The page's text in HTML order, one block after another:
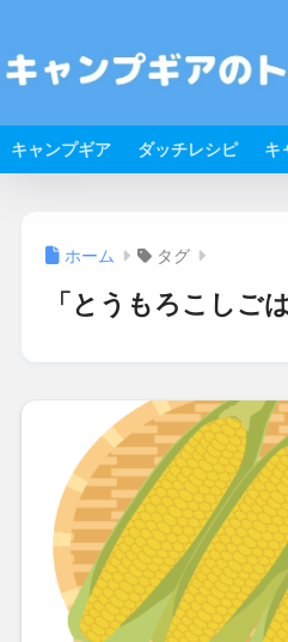
キャンプギア ダッチレシピ キ
ホーム タグ
「とうもろこしご